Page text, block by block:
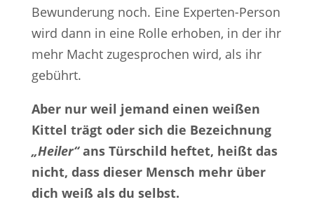
Bewunderung noch. Eine Experten-Person
wird dann in eine Rolle erhoben, in der ihr
mehr Macht zugesprochen wird, als ihr
gebührt.
Aber nur weil jemand einen weißen
Kittel trägt oder sich die Bezeichnung
„Heiler“ans Türschild heftet, heißt das
nicht, dass dieser Mensch mehr über
dich weiß als du selbst.